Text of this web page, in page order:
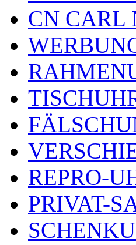
CN CARL
REPRO-
PRIVAT-